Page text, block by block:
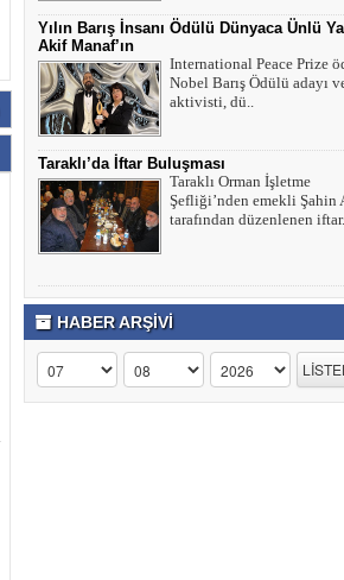
Yılın Barış İnsanı Ödülü Dünyaca Ünlü
Akif Manaf’ın
International Peace Prize
Nobel Barış Ödülü adayı
aktivisti, dü..
Taraklı’da İftar Buluşması
Taraklı Orman İşletme
Şefliği’nden emekli Şahin
tarafından düzenlenen
HABER ARŞİVİ